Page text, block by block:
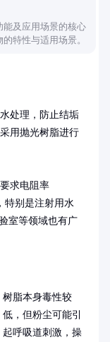
能及应用场景的核心
特性与适用场景。
处理，防止结垢
用抛光树脂进行
求电阻率
特别是注射用水
室等领域也有广
树脂本身毒性较
低，但粉尘可能引
起呼吸道刺激，操